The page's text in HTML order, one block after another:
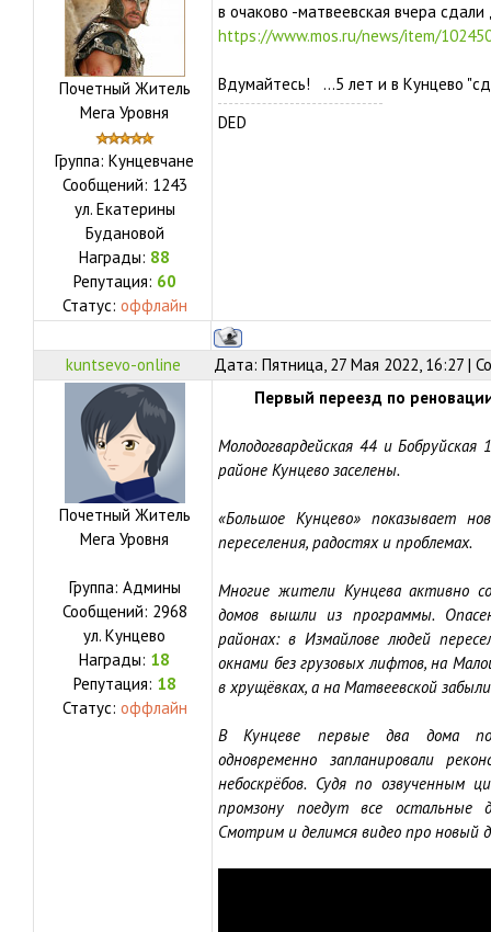
Почетный Житель
Мега Уровня
Группа: Кунцевчане
Сообщений: 1243
ул. Екатерины
Будановой
Награды: 88
Репутация: 60
Статус: оффлайн
в очаково -матвеевская вчера
https://www.mos.ru/news/item/
Вдумайтесь! ...5 лет и в Кунцево
DED
kuntsevo-online Дата: Пятница, 27 Мая 2022, 16:27 |
Почетный Житель
Мега Уровня
Группа: Админы
Сообщений: 2968
ул. Кунцево
Награды: 18
Репутация: 18
Статус: оффлайн
Первый переезд по
Молодогвардейская 44 и
районе Кунцево заселены.
«Большое Кунцево» показывает
переселения, радостях и проблемах.
Многие жители Кунцева активно
домов вышли из программы.
районах: в Измайлове людей
окнами без грузовых лифтов, на
в хрущёвках, а на Матвеевской
В Кунцеве первые два дома
одновременно запланировали
небоскрёбов. Судя по
промзону поедут все остальные
Смотрим и делимся видео про новый